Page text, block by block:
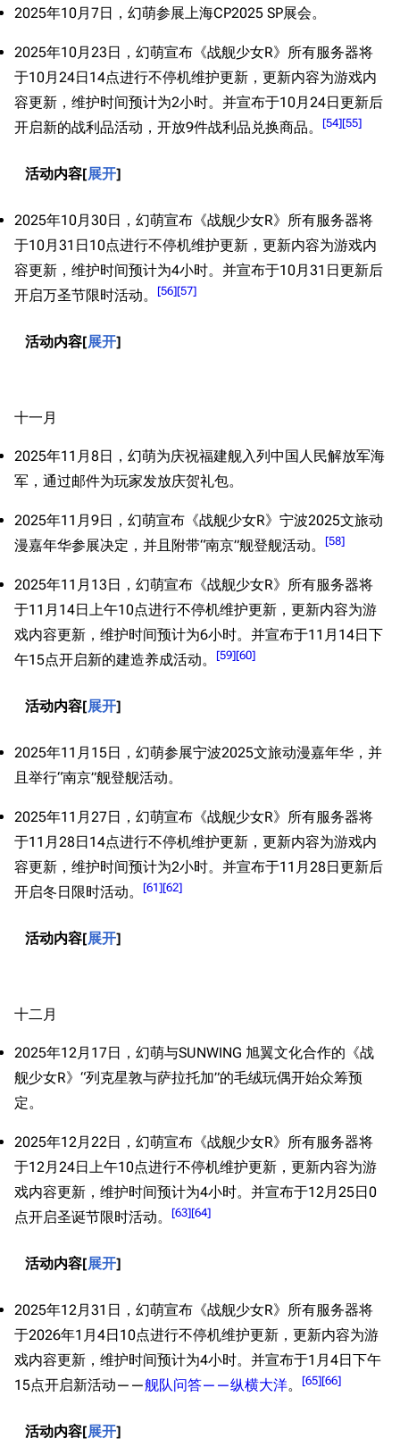
2025年10月7日，幻萌参展上海CP2025 SP展会。
2025年10月23日，幻萌宣布《战舰少女R》所有服务器将
于10月24日14点进行不停机维护更新，更新内容为游戏内
容更新，维护时间预计为2小时。并宣布于10月24日更新后
开启新的战利品活动，开放9件战利品兑换商品。
[54][55]
展开
活动内容
2025年10月30日，幻萌宣布《战舰少女R》所有服务器将
于10月31日10点进行不停机维护更新，更新内容为游戏内
容更新，维护时间预计为4小时。并宣布于10月31日更新后
开启万圣节限时活动。
[56][57]
展开
活动内容
十一月
2025年11月8日，幻萌为庆祝福建舰入列中国人民解放军海
军，通过邮件为玩家发放庆贺礼包。
2025年11月9日，幻萌宣布《战舰少女R》宁波2025文旅动
漫嘉年华参展决定，并且附带“南京”舰登舰活动。
[58]
2025年11月13日，幻萌宣布《战舰少女R》所有服务器将
于11月14日上午10点进行不停机维护更新，更新内容为游
戏内容更新，维护时间预计为6小时。并宣布于11月14日下
午15点开启新的建造养成活动。
[59][60]
展开
活动内容
2025年11月15日，幻萌参展宁波2025文旅动漫嘉年华，并
且举行“南京”舰登舰活动。
2025年11月27日，幻萌宣布《战舰少女R》所有服务器将
于11月28日14点进行不停机维护更新，更新内容为游戏内
容更新，维护时间预计为2小时。并宣布于11月28日更新后
开启冬日限时活动。
[61][62]
展开
活动内容
十二月
2025年12月17日，幻萌与SUNWING 旭翼文化合作的《战
舰少女R》“列克星敦与萨拉托加”的毛绒玩偶开始众筹预
定。
2025年12月22日，幻萌宣布《战舰少女R》所有服务器将
于12月24日上午10点进行不停机维护更新，更新内容为游
戏内容更新，维护时间预计为4小时。并宣布于12月25日0
点开启圣诞节限时活动。
[63][64]
展开
活动内容
2025年12月31日，幻萌宣布《战舰少女R》所有服务器将
于2026年1月4日10点进行不停机维护更新，更新内容为游
戏内容更新，维护时间预计为4小时。并宣布于1月4日下午
15点开启新活动——舰队问答——纵横大洋。 [65][66]
展开
活动内容